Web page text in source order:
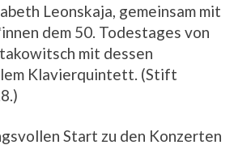
Leonskaja, gemeinsam mit
dem 50. Todestages von
mit dessen
Klavierquintett. (Stift
Start zu den Konzerten